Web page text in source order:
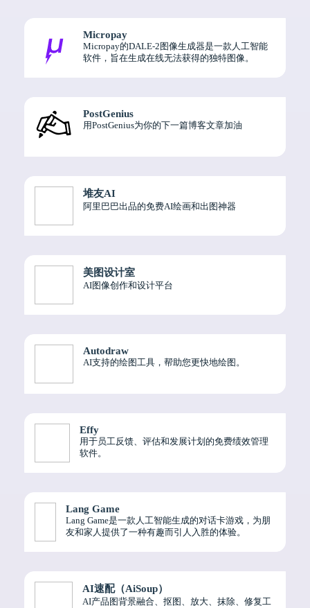
Micropay
Micropay的DALE-2图像生成器是一款人工智能
软件，旨在生成在线无法获得的独特图像。
PostGenius
用PostGenius为你的下一篇博客文章加油
堆友AI
阿里巴巴出品的免费AI绘画和出图神器
美图设计室
AI图像创作和设计平台
Autodraw
AI支持的绘图工具，帮助您更快地绘图。
Effy
用于员工反馈、评估和发展计划的免费绩效管理
软件。
Lang Game
Lang Game是一款人工智能生成的对话卡游戏，为朋
友和家人提供了一种有趣而引人入胜的体验。
AI速配（AiSoup）
AI产品图背景融合、抠图、放大、抹除、修复工